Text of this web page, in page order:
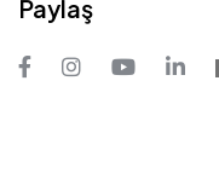
Paylaş